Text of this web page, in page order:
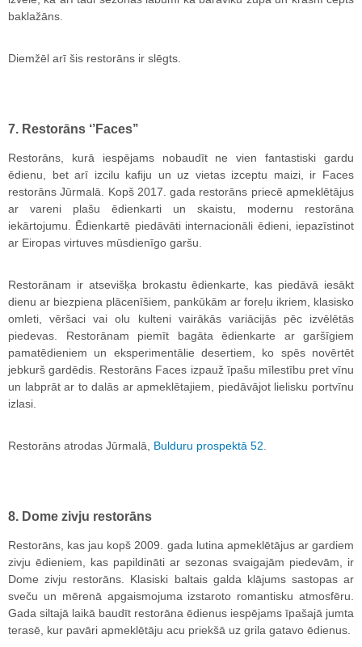
baklažāns.
Diemžēl arī šis restorāns ir slēgts.
7. Restorāns ‘’Faces’’
Restorāns, kurā iespējams nobaudīt ne vien fantastiski gardu
ēdienu, bet arī izcilu kafiju un uz vietas izceptu maizi, ir Faces
restorāns Jūrmalā. Kopš 2017. gada restorāns priecē apmeklētājus
ar vareni plašu ēdienkarti un skaistu, modernu restorāna
iekārtojumu. Ēdienkartē piedāvāti internacionāli ēdieni, iepazīstinot
ar Eiropas virtuves mūsdienīgo garšu.
Restorānam ir atsevišķa brokastu ēdienkarte, kas piedāvā iesākt
dienu ar biezpiena plācenīšiem, pankūkām ar foreļu ikriem, klasisko
omleti, vēršaci vai olu kulteni vairākās variācijās pēc izvēlētās
piedevas. Restorānam piemīt bagāta ēdienkarte ar garšīgiem
pamatēdieniem un eksperimentālie desertiem, ko spēs novērtēt
jebkurš gardēdis. Restorāns Faces izpauž īpašu mīlestību pret vīnu
un labprāt ar to dalās ar apmeklētajiem, piedāvājot lielisku portvīnu
izlasi.
Restorāns atrodas Jūrmalā, Bulduru prospektā 52.
8. Dome zivju restorāns
Restorāns, kas jau kopš 2009. gada lutina apmeklētājus ar gardiem
zivju ēdieniem, kas papildināti ar sezonas svaigajām piedevām, ir
Dome zivju restorāns. Klasiski baltais galda klājums sastopas ar
sveču un mērenā apgaismojuma izstaroto romantisku atmosfēru.
Gada siltajā laikā baudīt restorāna ēdienus iespējams īpašajā jumta
terasē, kur pavāri apmeklētāju acu priekšā uz grila gatavo ēdienus.